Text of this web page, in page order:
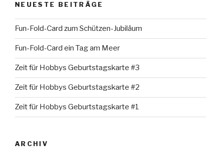
NEUESTE BEITRÄGE
Fun-Fold-Card zum Schützen-Jubiläum
Fun-Fold-Card ein Tag am Meer
Zeit für Hobbys Geburtstagskarte #3
Zeit für Hobbys Geburtstagskarte #2
Zeit für Hobbys Geburtstagskarte #1
ARCHIV